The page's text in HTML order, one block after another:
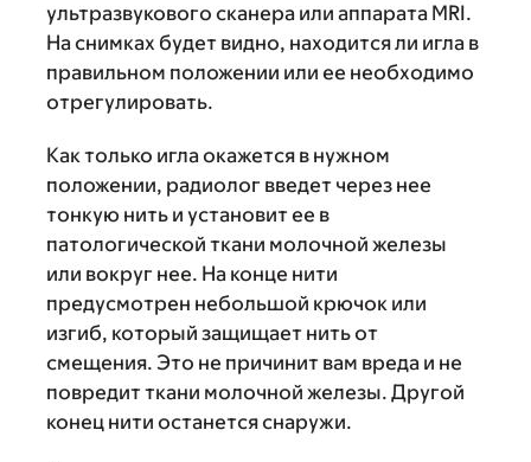
ультразвукового сканера или аппарата MRI.
На снимках будет видно, находится ли игла в
правильном положении или ее необходимо
отрегулировать.
Как только игла окажется в нужном
положении, радиолог введет через нее
тонкую нить и установит ее в
патологической ткани молочной железы
или вокруг нее. На конце нити
предусмотрен небольшой крючок или
изгиб, который защищает нить от
смещения. Это не причинит вам вреда и не
повредит ткани молочной железы. Другой
конец нити останется снаружи.